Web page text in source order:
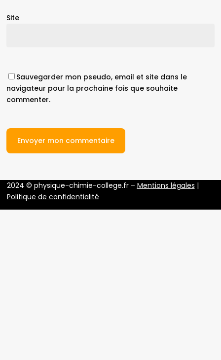
Site
Sauvegarder mon pseudo, email et site dans le
navigateur pour la prochaine fois que souhaite
commenter.
2024 © physique-chimie-college.fr – Mentions légales |
Politique de confidentialité